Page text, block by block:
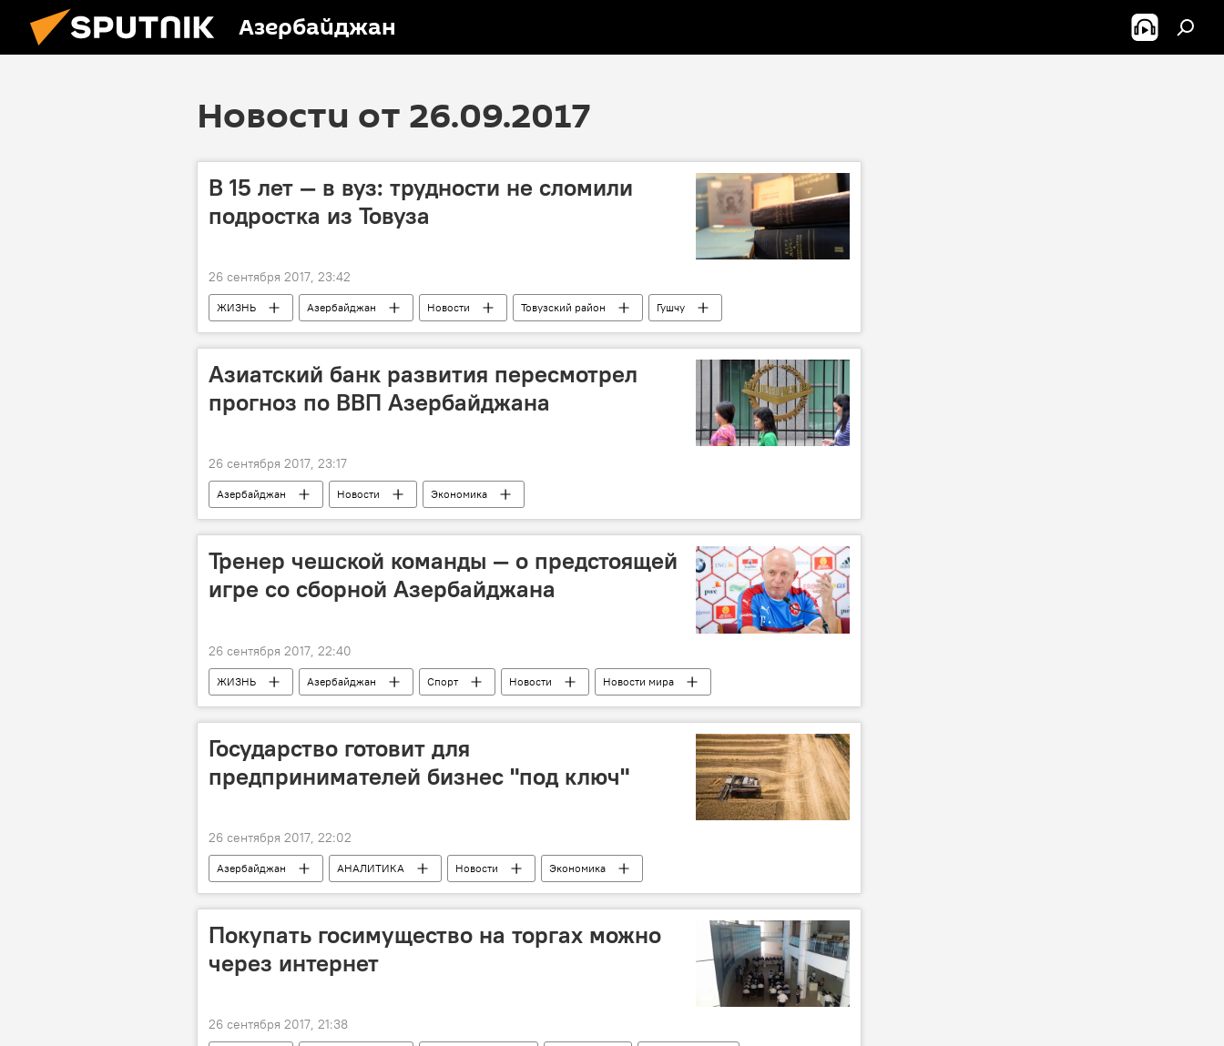
Азербайджан
Новости от 26.09.2017
В 15 лет — в вуз: трудности не сломили
подростка из Товуза
26 сентября 2017, 23:42
ЖИЗНЬ Азербайджан Новости Товузский район
Гушчу
Эльджан Исаев
Студент
Азиатский банк развития пересмотрел
прогноз по ВВП Азербайджана
26 сентября 2017, 23:17
Азербайджан Новости Экономика
Тренер чешской команды — о предстоящей
игре со сборной Азербайджана
26 сентября 2017, 22:40
ЖИЗНЬ Азербайджан Спорт Новости
Новости мира
Лига наций
Чехия Карел Яролим Чемпионат мира по футболу-2018
Государство готовит для
предпринимателей бизнес "под ключ"
26 сентября 2017, 22:02
Азербайджан АНАЛИТИКА Новости Экономика
Покупать госимущество на торгах можно
через интернет
26 сентября 2017, 21:38